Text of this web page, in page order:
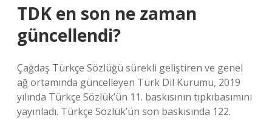
TDK en son ne zaman
güncellendi?
Çağdaş Türkçe Sözlüğü sürekli geliştiren ve genel
ağ ortamında güncelleyen Türk Dil Kurumu, 2019
yılında Türkçe Sözlük’ün 11. baskısının tıpkıbasımını
yayınladı. Türkçe Sözlük’ün son baskısında 122.